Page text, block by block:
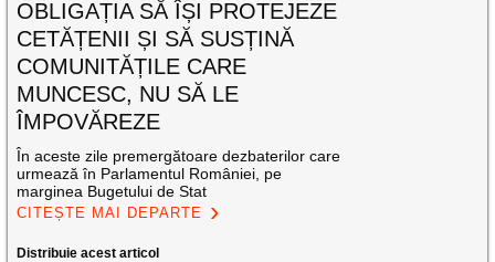
OBLIGAȚIA SĂ ÎȘI PROTEJEZE
CETĂȚENII ȘI SĂ SUSȚINĂ
COMUNITĂȚILE CARE
MUNCESC, NU SĂ LE
ÎMPOVĂREZE
În aceste zile premergătoare dezbaterilor care
urmează în Parlamentul României, pe
marginea Bugetului de Stat
CITEȘTE MAI DEPARTE
Distribuie acest articol